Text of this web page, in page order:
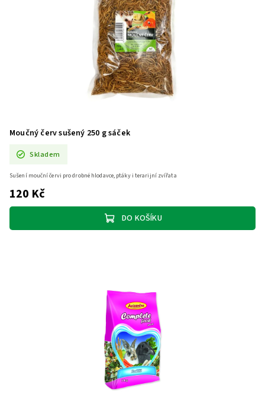
Moučný červ sušený 250 g sáček
Skladem
120 Kč
DO KOŠÍKU
Sušení mouční červi pro drobné hlodavce, ptáky i terarijní zvířata